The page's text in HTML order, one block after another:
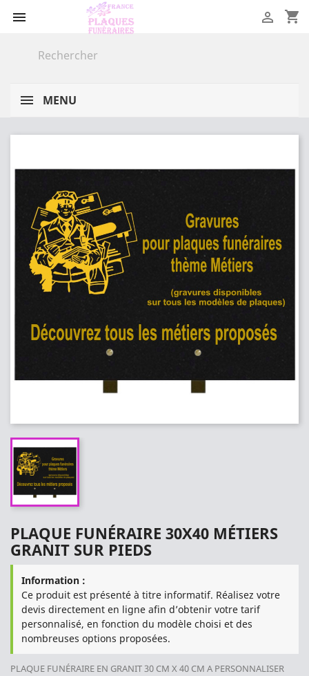
 shopping_cart

MENU
PLAQUE FUNÉRAIRE 30X40 MÉTIERS
GRANIT SUR PIEDS
Information :
Ce produit est présenté à titre informatif. Réalisez votre
devis directement en ligne afin d’obtenir votre tarif
personnalisé, en fonction du modèle choisi et des
nombreuses options proposées.
PLAQUE FUNÉRAIRE EN GRANIT 30 CM X 40 CM A PERSONNALISER